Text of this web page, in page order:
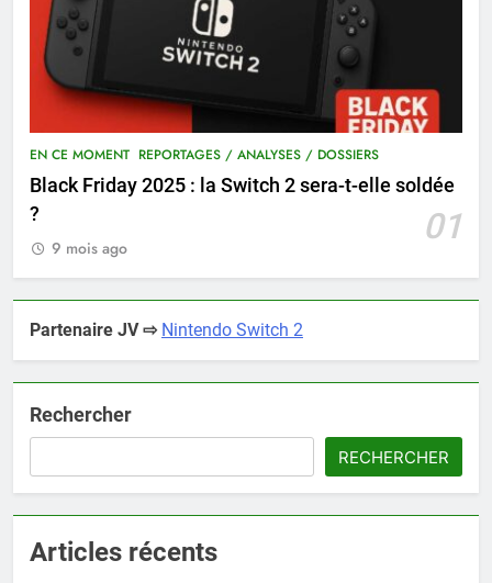
EN CE MOMENT REPORTAGES / ANALYSES / DOSSIERS
Black Friday 2025 : la Switch 2 sera-t-elle soldée
?
01
9 mois ago
Partenaire JV ⇨ Nintendo Switch 2
Rechercher
RECHERCHER
Articles récents